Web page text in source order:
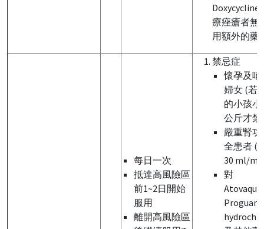
Doxycycline
療痤瘡者無
用額外的藥
每日一次
抵達高風險區
前1~2日開始
服用
離開高風險區
禁忌症
懷孕及哺
婦女 (若
的小孩小
公斤才禁
嚴重腎
全患者
30 ml/
對
Proguanil